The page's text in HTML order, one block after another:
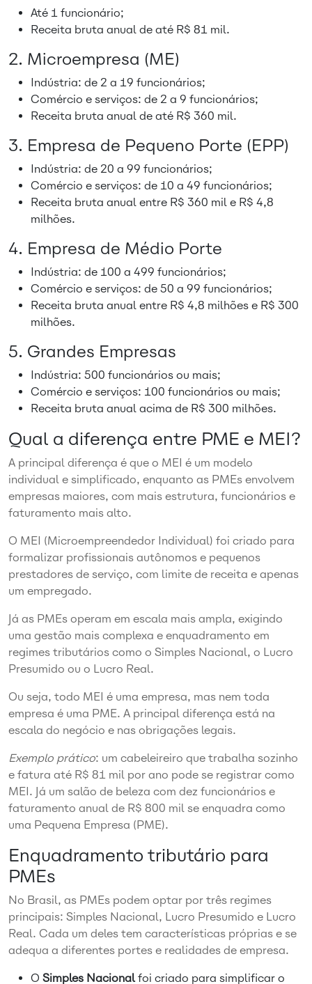
Até 1 funcionário;
Receita bruta anual de até R$ 81 mil.
2. Microempresa (ME)
Indústria: de 2 a 19 funcionários;
Comércio e serviços: de 2 a 9 funcionários;
Receita bruta anual de até R$ 360 mil.
3. Empresa de Pequeno Porte (EPP)
Indústria: de 20 a 99 funcionários;
Comércio e serviços: de 10 a 49 funcionários;
Receita bruta anual entre R$ 360 mil e R$ 4,8
milhões.
4. Empresa de Médio Porte
Indústria: de 100 a 499 funcionários;
Comércio e serviços: de 50 a 99 funcionários;
Receita bruta anual entre R$ 4,8 milhões e R$ 300
milhões.
5. Grandes Empresas
Indústria: 500 funcionários ou mais;
Comércio e serviços: 100 funcionários ou mais;
Receita bruta anual acima de R$ 300 milhões.
Qual a diferença entre PME e MEI?
A principal diferença é que o MEI é um modelo
individual e simplificado, enquanto as PMEs envolvem
empresas maiores, com mais estrutura, funcionários e
faturamento mais alto.
O MEI (Microempreendedor Individual) foi criado para
formalizar profissionais autônomos e pequenos
prestadores de serviço, com limite de receita e apenas
um empregado.
Já as PMEs operam em escala mais ampla, exigindo
uma gestão mais complexa e enquadramento em
regimes tributários como o Simples Nacional, o Lucro
Presumido ou o Lucro Real.
Ou seja, todo MEI é uma empresa, mas nem toda
empresa é uma PME. A principal diferença está na
escala do negócio e nas obrigações legais.
Exemplo prático: um cabeleireiro que trabalha sozinho
e fatura até R$ 81 mil por ano pode se registrar como
MEI. Já um salão de beleza com dez funcionários e
faturamento anual de R$ 800 mil se enquadra como
uma Pequena Empresa (PME).
Enquadramento tributário para
PMEs
No Brasil, as PMEs podem optar por três regimes
principais: Simples Nacional, Lucro Presumido e Lucro
Real. Cada um deles tem características próprias e se
adequa a diferentes portes e realidades de empresa.
O Simples Nacional foi criado para simplificar o